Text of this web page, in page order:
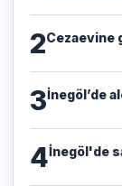
2Cezaevine
3İnegöl’de
4İnegöl'de